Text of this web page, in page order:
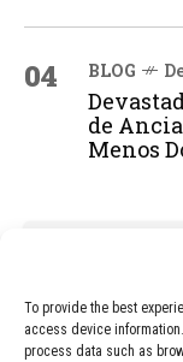
To provide the best
access device
process data such as
04 BLOG
de
Menos